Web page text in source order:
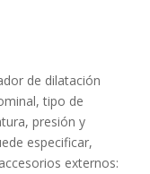
de dilatación
tipo de
presión y
especificar,
externos: